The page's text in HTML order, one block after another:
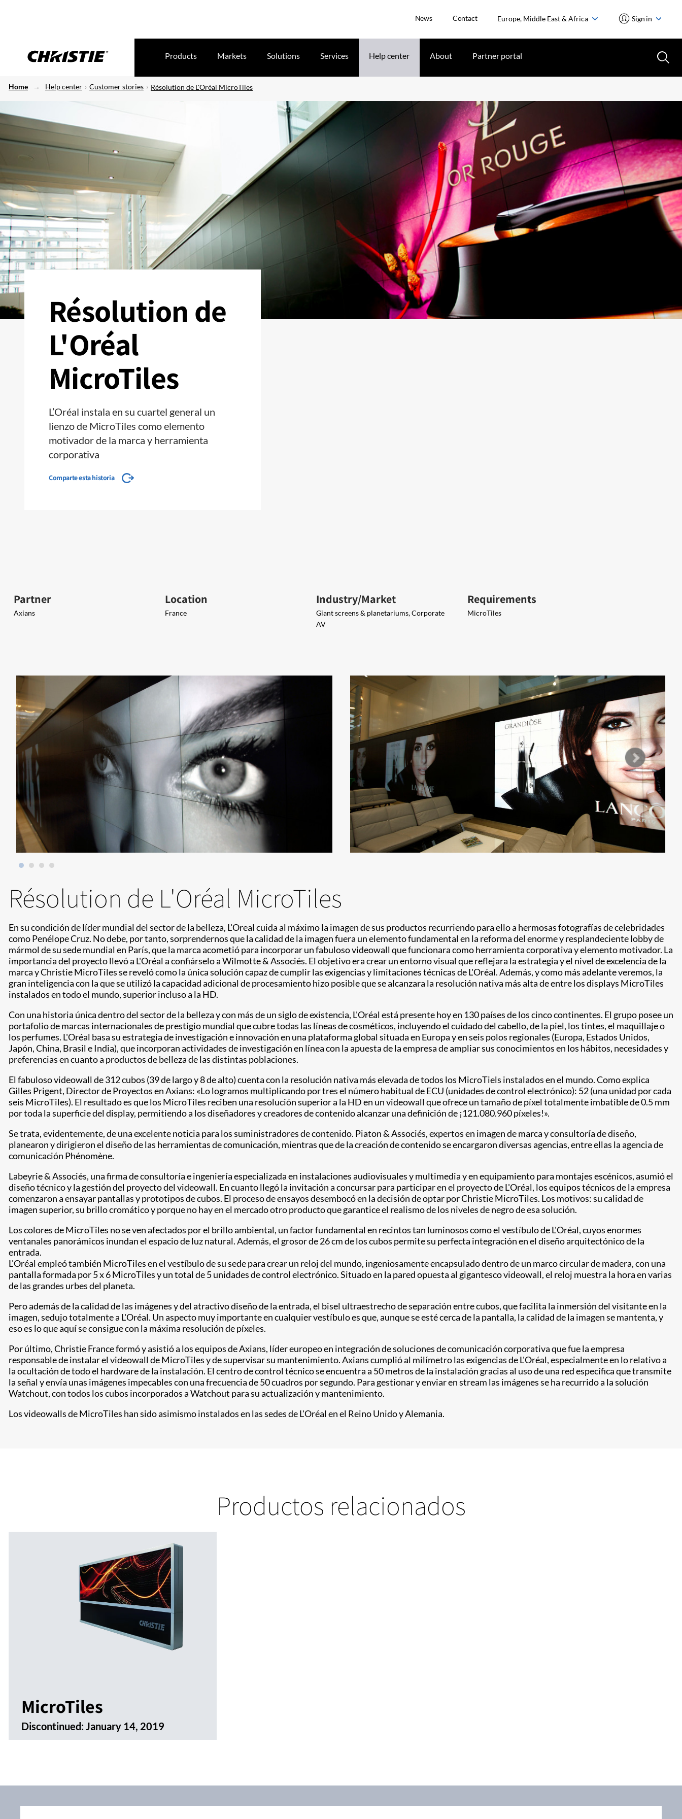
News Contact Europe, Middle East & Africa Sign in
Products Markets Solutions Services Help center About Partner portal
Home Help center Customer stories Résolution de L'Oréal MicroTiles
Résolution de
L'Oréal
MicroTiles
L’Oréal instala en su cuartel general un
lienzo de MicroTiles como elemento
motivador de la marca y herramienta
corporativa
Comparte esta historia
Partner
Axians
Location
France
Industry/Market
Giant screens & planetariums, Corporate
AV
Requirements
MicroTiles
Résolution de L'Oréal MicroTiles
En su condición de líder mundial del sector de la belleza, L'Oreal cuida al máximo la imagen de sus productos recurriendo para ello a hermosas fotografías de celebridades
como Penélope Cruz. No debe, por tanto, sorprendernos que la calidad de la imagen fuera un elemento fundamental en la reforma del enorme y resplandeciente lobby de
mármol de su sede mundial en París, que la marca acometió para incorporar un fabuloso videowall que funcionara como herramienta corporativa y elemento motivador. La
importancia del proyecto llevó a L'Oréal a confiárselo a Wilmotte & Associés. El objetivo era crear un entorno visual que reflejara la estrategia y el nivel de excelencia de la
marca y Christie MicroTiles se reveló como la única solución capaz de cumplir las exigencias y limitaciones técnicas de L'Oréal. Además, y como más adelante veremos, la
gran inteligencia con la que se utilizó la capacidad adicional de procesamiento hizo posible que se alcanzara la resolución nativa más alta de entre los displays MicroTiles
instalados en todo el mundo, superior incluso a la HD.
Con una historia única dentro del sector de la belleza y con más de un siglo de existencia, L'Oréal está presente hoy en 130 países de los cinco continentes. El grupo posee un
portafolio de marcas internacionales de prestigio mundial que cubre todas las líneas de cosméticos, incluyendo el cuidado del cabello, de la piel, los tintes, el maquillaje o
los perfumes. L'Oréal basa su estrategia de investigación e innovación en una plataforma global situada en Europa y en seis polos regionales (Europa, Estados Unidos,
Japón, China, Brasil e India), que incorporan actividades de investigación en línea con la apuesta de la empresa de ampliar sus conocimientos en los hábitos, necesidades y
preferencias en cuanto a productos de belleza de las distintas poblaciones.
El fabuloso videowall de 312 cubos (39 de largo y 8 de alto) cuenta con la resolución nativa más elevada de todos los MicroTiels instalados en el mundo. Como explica
Gilles Prigent, Director de Proyectos en Axians: «Lo logramos multiplicando por tres el número habitual de ECU (unidades de control electrónico): 52 (una unidad por cada
seis MicroTiles). El resultado es que los MicroTiles reciben una resolución superior a la HD en un videowall que ofrece un tamaño de píxel totalmente imbatible de 0.5 mm
por toda la superficie del display, permitiendo a los diseñadores y creadores de contenido alcanzar una definición de ¡121.080.960 píxeles!».
Se trata, evidentemente, de una excelente noticia para los suministradores de contenido. Piaton & Associés, expertos en imagen de marca y consultoría de diseño,
planearon y dirigieron el diseño de las herramientas de comunicación, mientras que de la creación de contenido se encargaron diversas agencias, entre ellas la agencia de
comunicación Phénomène.
Labeyrie & Associés, una firma de consultoría e ingeniería especializada en instalaciones audiovisuales y multimedia y en equipamiento para montajes escénicos, asumió el
diseño técnico y la gestión del proyecto del videowall. En cuanto llegó la invitación a concursar para participar en el proyecto de L'Oréal, los equipos técnicos de la empresa
comenzaron a ensayar pantallas y prototipos de cubos. El proceso de ensayos desembocó en la decisión de optar por Christie MicroTiles. Los motivos: su calidad de
imagen superior, su brillo cromático y porque no hay en el mercado otro producto que garantice el realismo de los niveles de negro de esa solución.
Los colores de MicroTiles no se ven afectados por el brillo ambiental, un factor fundamental en recintos tan luminosos como el vestíbulo de L'Oréal, cuyos enormes
ventanales panorámicos inundan el espacio de luz natural. Además, el grosor de 26 cm de los cubos permite su perfecta integración en el diseño arquitectónico de la
entrada.
L'Oréal empleó también MicroTiles en el vestíbulo de su sede para crear un reloj del mundo, ingeniosamente encapsulado dentro de un marco circular de madera, con una
pantalla formada por 5 x 6 MicroTiles y un total de 5 unidades de control electrónico. Situado en la pared opuesta al gigantesco videowall, el reloj muestra la hora en varias
de las grandes urbes del planeta.
Pero además de la calidad de las imágenes y del atractivo diseño de la entrada, el bisel ultraestrecho de separación entre cubos, que facilita la inmersión del visitante en la
imagen, sedujo totalmente a L'Oréal. Un aspecto muy importante en cualquier vestíbulo es que, aunque se esté cerca de la pantalla, la calidad de la imagen se mantenta, y
eso es lo que aquí se consigue con la máxima resolución de píxeles.
Por último, Christie France formó y asistió a los equipos de Axians, líder europeo en integración de soluciones de comunicación corporativa que fue la empresa
responsable de instalar el videowall de MicroTiles y de supervisar su mantenimiento. Axians cumplió al milímetro las exigencias de L'Oréal, especialmente en lo relativo a
la ocultación de todo el hardware de la instalación. El centro de control técnico se encuentra a 50 metros de la instalación gracias al uso de una red específica que transmite
la señal y envía unas imágenes impecables con una frecuencia de 50 cuadros por segundo. Para gestionar y enviar en stream las imágenes se ha recurrido a la solución
Watchout, con todos los cubos incorporados a Watchout para su actualización y mantenimiento.
Los videowalls de MicroTiles han sido asimismo instalados en las sedes de L'Oréal en el Reino Unido y Alemania.
Productos relacionados
MicroTiles
Discontinued:January 14, 2019